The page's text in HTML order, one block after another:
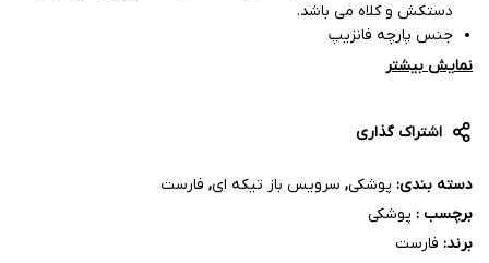
دستکش و کلاه می باشد.
جنس پارچه فانزیپ
دوخت عالی
نمایش بیشتر
اشتراک گذاری
دسته بندی: پوشکی, سرویس باز تیکه ای, فارست
برچسب : پوشکی
برند: فارست